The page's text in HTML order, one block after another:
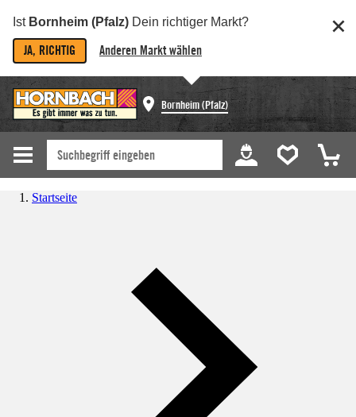
Ist Bornheim (Pfalz) Dein richtiger Markt?
JA, RICHTIG Anderen Markt wählen
Bornheim (Pfalz)
Startseite